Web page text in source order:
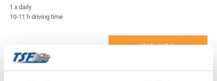
1 x daily
10-11 h driving time
INQUIRY